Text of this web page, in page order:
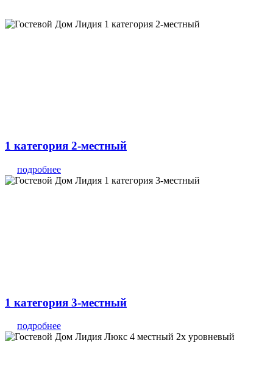
1 категория 2-местный
подробнее
1 категория 3-местный
подробнее